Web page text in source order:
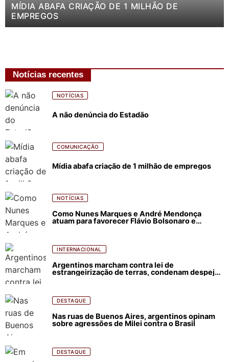
MÍDIA ABAFA CRIAÇÃO DE 1 MILHÃO DE
EMPREGOS
Notícias recentes
NOTÍCIAS
A não denúncia do Estadão
COMUNICAÇÃO
Mídia abafa criação de 1 milhão de empregos
NOTÍCIAS
Como Nunes Marques e André Mendonça
atuam para favorecer Flávio Bolsonaro e
INTERNACIONAL
Argentinos marcham contra lei de
estrangeirização de terras, condenam despejos
DESTAQUE
Nas ruas de Buenos Aires, argentinos opinam
sobre agressões de Milei contra o Brasil
DESTAQUE